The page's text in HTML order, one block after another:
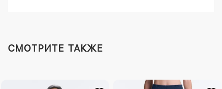
СМОТРИТЕ ТАКЖЕ